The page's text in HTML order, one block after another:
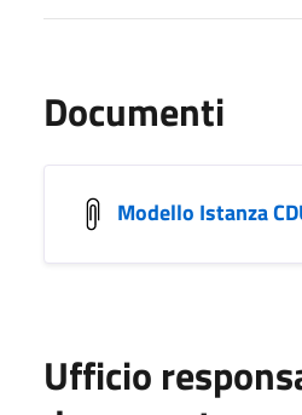
Documenti
Modello Istanza
Ufficio